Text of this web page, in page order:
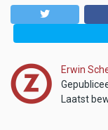
Erwin
Laatst